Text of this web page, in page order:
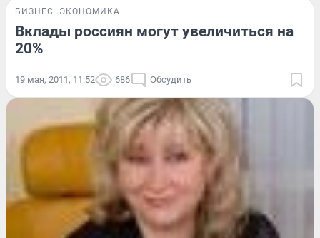
БИЗНЕС ЭКОНОМИКА
Вклады россиян могут увеличиться на
20%
19 мая, 2011, 11:52 686 Обсудить